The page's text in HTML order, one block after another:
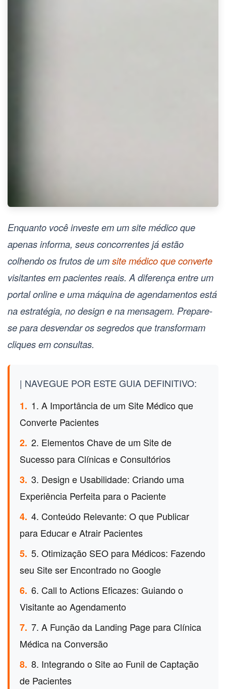
Enquanto você investe em um site médico que
apenas informa, seus concorrentes já estão
colhendo os frutos de umsite médico que converte
visitantes em pacientes reais. A diferença entre um
portal online e uma máquina de agendamentos está
na estratégia, no design e na mensagem. Prepare-
se para desvendar os segredos que transformam
cliques em consultas.
| NAVEGUE POR ESTE GUIA DEFINITIVO:
1. 1. A Importância de um Site Médico que
Converte Pacientes
2. 2. Elementos Chave de um Site de
Sucesso para Clínicas e Consultórios
3. 3. Design e Usabilidade: Criando uma
Experiência Perfeita para o Paciente
4. 4. Conteúdo Relevante: O que Publicar
para Educar e Atrair Pacientes
5. 5. Otimização SEO para Médicos: Fazendo
seu Site ser Encontrado no Google
6. 6. Call to Actions Eficazes: Guiando o
Visitante ao Agendamento
7. 7. A Função da Landing Page para Clínica
Médica na Conversão
8. 8. Integrando o Site ao Funil de Captação
de Pacientes